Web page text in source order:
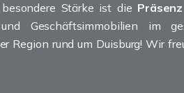
Stärke ist die
Geschäftsimmobilien im
Region rund um Duisburg! Wir